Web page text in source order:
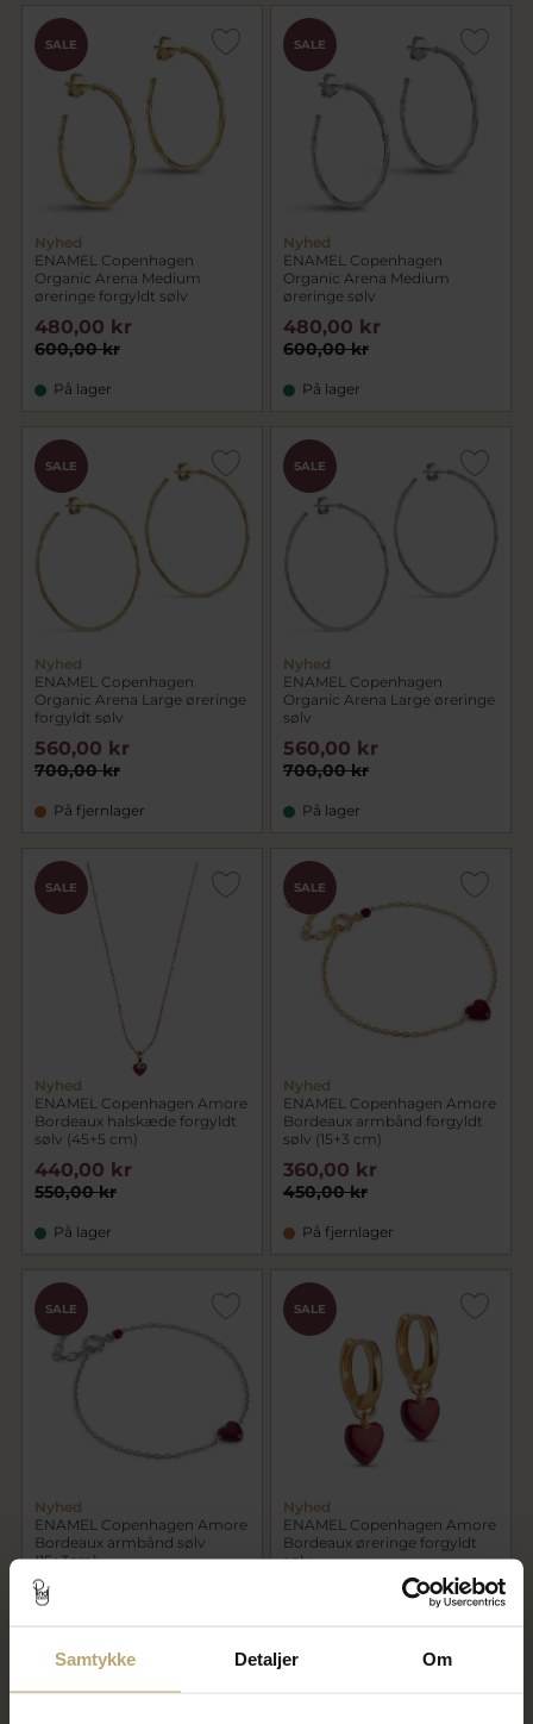
Samtykke Detaljer Om
SALE
Nyhed
ENAMEL Copenhagen
Organic Arena Medium
øreringe forgyldt sølv
600,00 kr
480,00 kr
På lager
SALE
Nyhed
ENAMEL Copenhagen
Organic Arena Medium
øreringe sølv
600,00 kr
480,00 kr
På lager
SALE
Nyhed
ENAMEL Copenhagen
Organic Arena Large øreringe
forgyldt sølv
700,00 kr
560,00 kr
På fjernlager
SALE
Nyhed
ENAMEL Copenhagen
Organic Arena Large øreringe
sølv
700,00 kr
560,00 kr
På lager
SALE
Nyhed
ENAMEL Copenhagen Amore
Bordeaux halskæde forgyldt
sølv (45+5 cm)
550,00 kr
440,00 kr
På lager
SALE
Nyhed
ENAMEL Copenhagen Amore
Bordeaux armbånd forgyldt
sølv (15+3 cm)
450,00 kr
360,00 kr
På fjernlager
SALE
Nyhed
ENAMEL Copenhagen Amore
Bordeaux armbånd sølv
(15+3cm)
450,00 kr
360,00 kr
På lager
SALE
Nyhed
ENAMEL Copenhagen Amore
Bordeaux øreringe forgyldt
sølv